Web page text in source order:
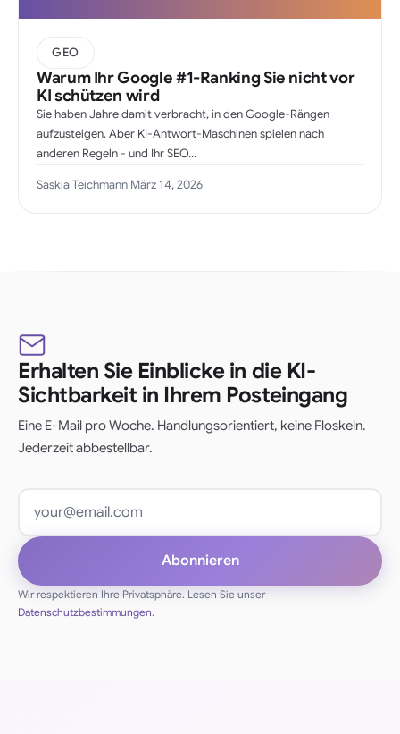
GEO
Warum Ihr Google #1-Ranking Sie nicht vor
KI schützen wird
Sie haben Jahre damit verbracht, in den Google-Rängen
aufzusteigen. Aber KI-Antwort-Maschinen spielen nach
anderen Regeln - und Ihr SEO...
Saskia Teichmann·März 14, 2026
Erhalten Sie Einblicke in die KI-
Sichtbarkeit in Ihrem Posteingang
Eine E-Mail pro Woche. Handlungsorientiert, keine Floskeln.
Jederzeit abbestellbar.
Abonnieren
Wir respektieren Ihre Privatsphäre. Lesen Sie unser
Datenschutzbestimmungen.